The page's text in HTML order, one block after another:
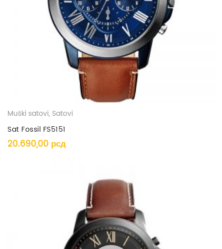
Muški satovi, Satovi
Sat Fossil FS5151
20.690,00 рсд